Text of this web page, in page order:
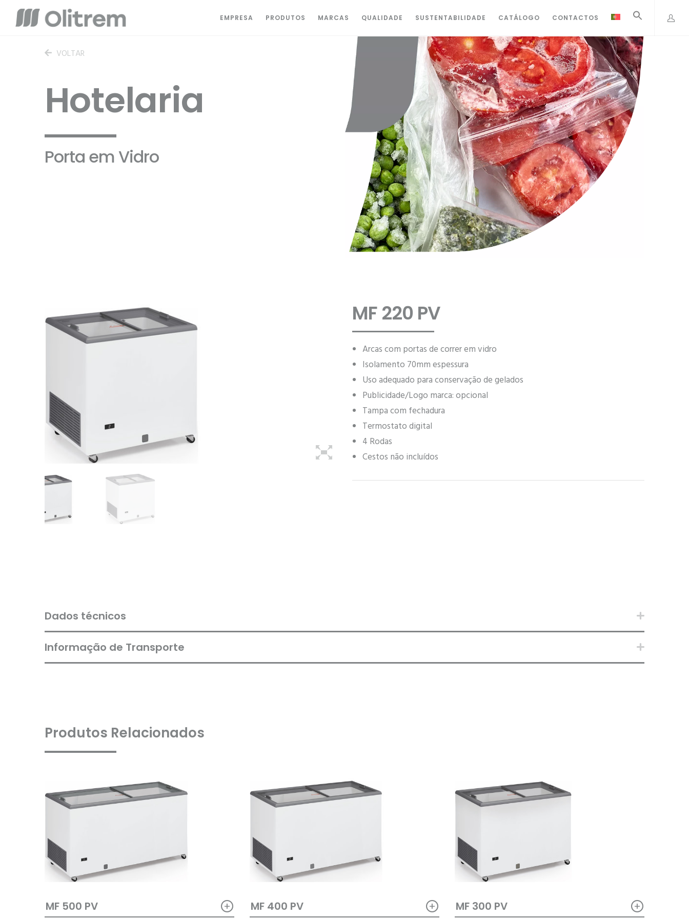
EMPRESA PRODUTOS MARCAS QUALIDADE SUSTENTABILIDADE CATÁLOGO CONTACTOS
VOLTAR
Hotelaria
Porta em Vidro
MF 220 PV
Arcas com portas de correr em vidro
Isolamento 70mm espessura
Uso adequado para conservação de gelados
Publicidade/Logo marca: opcional
Tampa com fechadura
Termostato digital
4 Rodas
Cestos não incluídos
Dados técnicos
Informação de Transporte
Produtos Relacionados
MF 500 PV + MF 400 PV + MF 300 PV +